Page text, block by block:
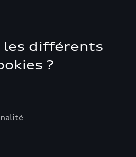
les différents
?